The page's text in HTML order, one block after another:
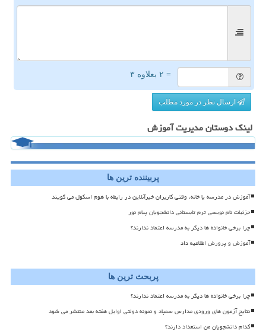
= ۲ بعلاوه ۳
ارسال نظر در مورد مطلب
لینک دوستان مدیریت آموزش
پربیننده ترین ها
آموزش در مدرسه یا خانه، وقتی کاربران خبرآنلاین در رابطه با هوم اسکول می گویند
جزئیات نام نویسی ترم تابستانی دانشجویان پیام نور
چرا برخی خانواده ها دیگر به مدرسه اعتماد ندارند؟
آموزش و پرورش اطلاعیه داد
پربحث ترین ها
چرا برخی خانواده ها دیگر به مدرسه اعتماد ندارند؟
نتایج آزمون های ورودی مدارس سمپاد و نمونه دولتی اوایل هفته بعد منتشر می شود
کدام دانشجویان من استعداد دارند؟